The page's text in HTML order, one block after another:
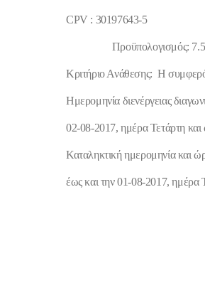
CPV : 30197643-5
Προϋπολογισμός:
Κριτήριο Ανάθεσης: Η
Ημερομηνία διενέργειας
02-08-2017, ημέρα Τετάρτη
Καταληκτική ημερομηνία και
έως και την 01-08-2017, ημέρα